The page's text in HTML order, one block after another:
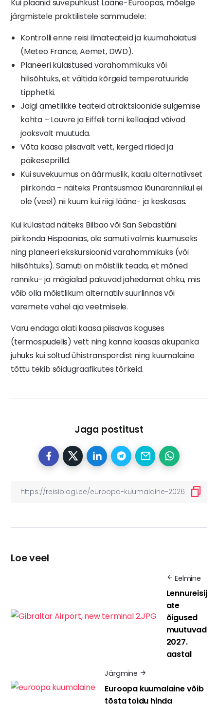
Kui plaanid suvepuhkust Lääne-Euroopas, mõelge
järgmistele praktilistele sammudele:
Kontrolli enne reisi ilmateateid ja kuumahoiatusi
(Meteo France, Aemet, DWD).
Planeeri külastused varahommikuks või
hilisõhtuks, et vältida kõrgeid temperatuuride
tipphetki.
Jälgi ametlikke teateid atraktsioonide sulgemise
kohta – Louvre ja Eiffeli torni kellaajad võivad
jooksvalt muutuda.
Võta kaasa piisavalt vett, kerged riided ja
päikeseprillid.
Kui suvekuumus on äärmuslik, kaalu alternatiivset
piirkonda – näiteks Prantsusmaa lõunarannikul ei
ole (veel) nii kuum kui riigi lääne- ja keskosas.
Kui külastad näiteks Bilbao või San Sebastiáni
piirkonda Hispaanias, ole samuti valmis kuumuseks
ning planeeri ekskursioonid varahommikuks (või
hilisõhtuks). Samuti on mõistlik teada, et mõned
ranniku- ja mägialad pakuvad jahedamat õhku, mis
võib olla mõistlikum alternatiiv suurlinnas või
varemete vahel aja veetmisele.
Varu endaga alati kaasa piisavas koguses
(termospudelis) vett ning kanna kaasas akupanka
juhuks kui sõltud ühistranspordist ning kuumalaine
tõttu tekib sõidugraafikutes tõrkeid.
Jaga postitust
Loe veel
Eelmine
Lennureisij
ate
õigused
muutuvad
2027.
aastal
Järgmine
Euroopa kuumalaine võib
tõsta toidu hinda